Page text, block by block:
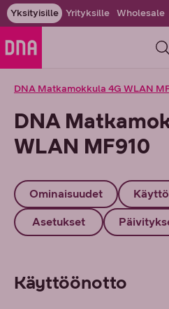
Yksityisille Yrityksille Wholesale
DNA Matkamokkula 4G WLAN
DNA
WLAN MF910
Ominaisuudet
Asetukset
Käyttöönotto